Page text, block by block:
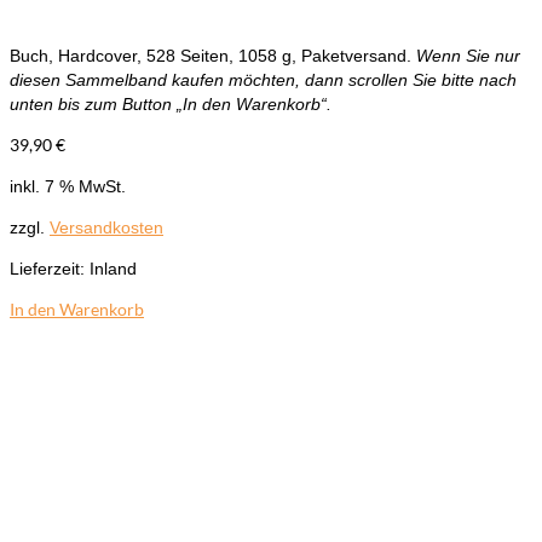
Buch, Hardcover, 528 Seiten, 1058 g, Paketversand. Wenn Sie nur
diesen Sammelband kaufen möchten, dann scrollen Sie bitte nach
unten bis zum Button „In den Warenkorb“.
39,90€
inkl. 7 % MwSt.
zzgl. Versandkosten
Lieferzeit: Inland
In den Warenkorb